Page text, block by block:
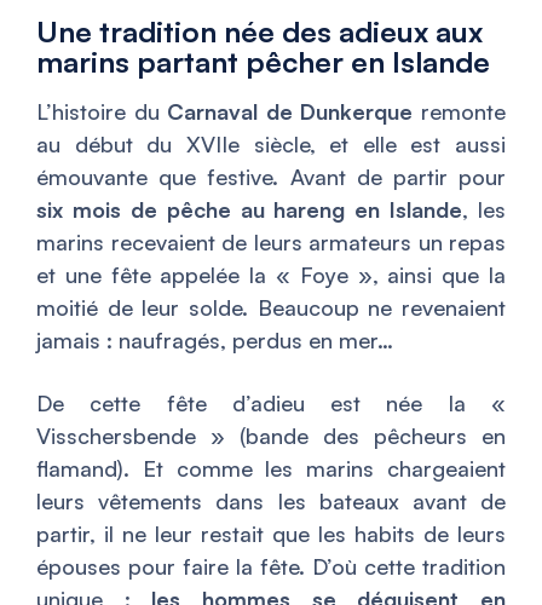
Une tradition née des adieux aux
marins partant pêcher en Islande
L’histoire du Carnaval de Dunkerque remonte
au début du XVIIe siècle, et elle est aussi
émouvante que festive. Avant de partir pour
six mois de pêche au hareng en Islande, les
marins recevaient de leurs armateurs un repas
et une fête appelée la « Foye », ainsi que la
moitié de leur solde. Beaucoup ne revenaient
jamais : naufragés, perdus en mer…
De cette fête d’adieu est née la «
Visschersbende » (bande des pêcheurs en
flamand). Et comme les marins chargeaient
leurs vêtements dans les bateaux avant de
partir, il ne leur restait que les habits de leurs
épouses pour faire la fête. D’où cette tradition
unique : les hommes se déguisent en